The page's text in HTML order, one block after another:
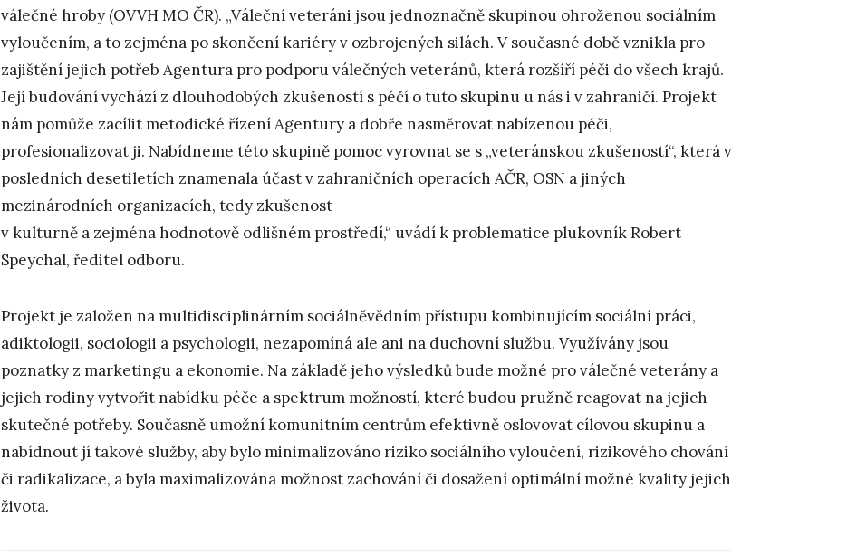
válečné hroby (OVVH MO ČR). „Váleční veteráni jsou jednoznačně skupinou ohroženou sociálním
vyloučením, a to zejména po skončení kariéry v ozbrojených silách. V současné době vznikla pro
zajištění jejich potřeb Agentura pro podporu válečných veteránů, která rozšíří péči do všech krajů.
Její budování vychází z dlouhodobých zkušeností s péčí o tuto skupinu u nás i v zahraničí. Projekt
nám pomůže zacílit metodické řízení Agentury a dobře nasměrovat nabízenou péči,
profesionalizovat ji. Nabídneme této skupině pomoc vyrovnat se s „veteránskou zkušeností“, která v
posledních desetiletích znamenala účast v zahraničních operacích AČR, OSN a jiných
mezinárodních organizacích, tedy zkušenost
v kulturně a zejména hodnotově odlišném prostředí,“ uvádí k problematice plukovník Robert
Speychal, ředitel odboru.
Projekt je založen na multidisciplinárním sociálněvědním přístupu kombinujícím sociální práci,
adiktologii, sociologii a psychologii, nezapomíná ale ani na duchovní službu. Využívány jsou
poznatky z marketingu a ekonomie. Na základě jeho výsledků bude možné pro válečné veterány a
jejich rodiny vytvořit nabídku péče a spektrum možností, které budou pružně reagovat na jejich
skutečné potřeby. Současně umožní komunitním centrům efektivně oslovovat cílovou skupinu a
nabídnout jí takové služby, aby bylo minimalizováno riziko sociálního vyloučení, rizikového chování
či radikalizace, a byla maximalizována možnost zachování či dosažení optimální možné kvality jejich
života.